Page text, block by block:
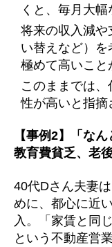
くと、毎月大幅
将来の収入減や
い替えなど）
極めて高いこと
このままでは
性が高いと指摘
【事例2】「な
教育費貧乏、老
40代Dさん夫妻
めに、都心に近
入。「家賃と同
という不動産営